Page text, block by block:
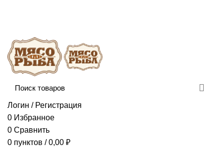
Логин / Регистрация
0 Избранное
0 Сравнить
0 пунктов / 0,00 ₽